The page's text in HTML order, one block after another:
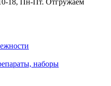
наборы